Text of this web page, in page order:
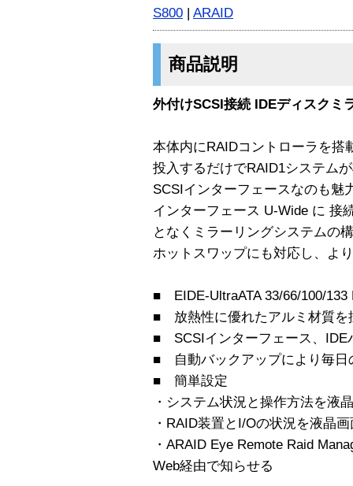
S800 | ARAID
商品説明
外付けSCSI接続 IDEディスクミ
本体内にRAIDコントローラを搭
投入するだけでRAID1システム
SCSIインターフェースなのも魅
インターフェース U-Wide に
となくミラーリングシステムの
ホットスワップにも対応し、
■ EIDE-UltraATA 33/66/100/
■ 放熱性に優れたアルミ材質を
■ SCSIインターフェース、IDE
■ 自動バックアップにより毎日
■ 簡単設定
・システム状況と操作方法を液
・RAID装置とI/Oの状況を液晶
・ARAID Eye Remote Raid
Web経由で知らせる